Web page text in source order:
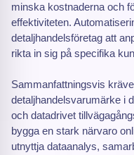
minska kostnaderna och
effektiviteten.
detaljhandelsföretag att
rikta in sig på specifika
Sammanfattningsvis
detaljhandelsvarumärke i
och datadrivet
bygga en stark närvaro
utnyttja dataanalys,